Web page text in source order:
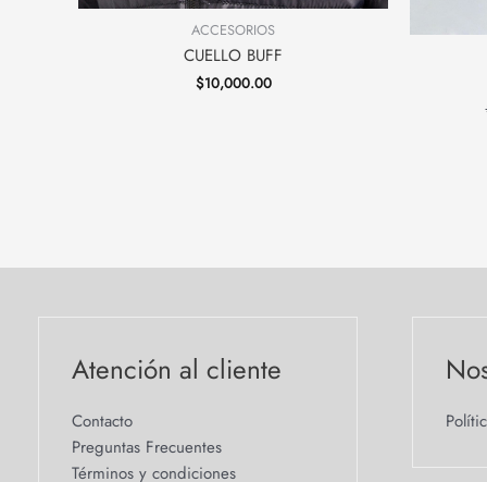
ACCESORIOS
CUELLO BUFF
$10,000.00
Atención al cliente
Contacto
Preguntas Frecuentes
Términos y condiciones